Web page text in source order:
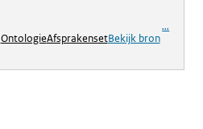
OntologieAfsprakensetBekijk bron
...